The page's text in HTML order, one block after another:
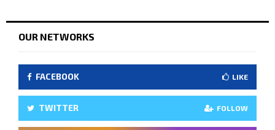
OUR NETWORKS
FACEBOOK LIKE
TWITTER FOLLOW